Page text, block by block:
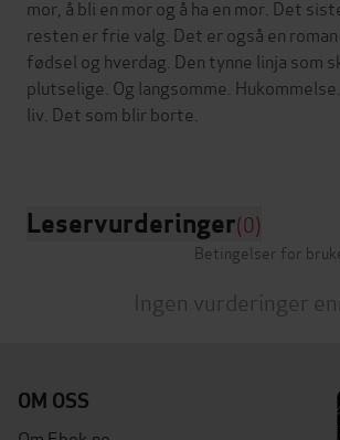
mor, å bli en mor og å ha en mor. Det
resten er frie valg. Det er også en roman
fødsel og hverdag. Den tynne linja som
plutselige. Og langsomme.
liv. Det som blir borte.
Leservurderinger(0)
Betingelser for
Ingen vurderinger
OM OSS